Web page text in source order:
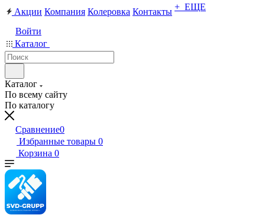
Акции Компания Колеровка Контакты + ЕЩЕ
Войти
Каталог
Каталог
По всему сайту
По каталогу
Сравнение0
Избранные товары 0
Корзина 0